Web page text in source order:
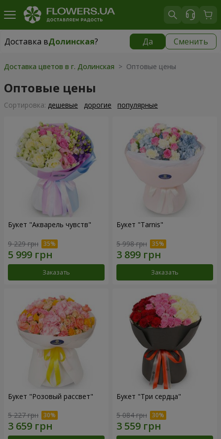
Доставка вДолинская? Да Сменить
Доставка вДолинская|
Доставка цветов в г. Долинская > Оптовые цены
Оптовые цены
Cортировка: дешевые дорогие популярные
Букет "Акварель чувств"
9 229 грн
Заказать
Букет "Tarnis"
5 998 грн
Заказать
Букет "Розовый рассвет"
5 227 грн
Букет "Три сердца"
5 084 грн